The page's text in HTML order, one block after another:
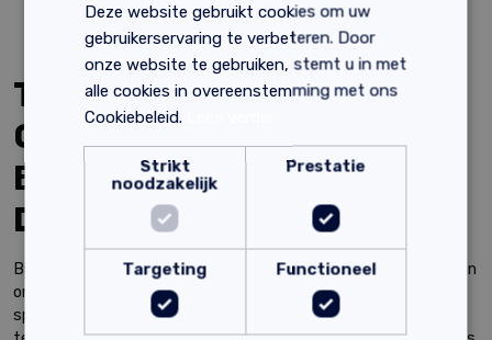
Tijdelijke
Gebouwbescherming:
Bescherming en
Duurzaamheid
Bij Eco Bouwmaterialen bieden wij folies aan welke speciaal zijn
ontwikkeld voor tijdelijke gebouwbescherming. Deze folies
spelen een cruciale rol in het beschermen van het gebouw
Deze website gebruikt cookies om uw
gebruikerservaring te verbeteren. Door
onze website te gebruiken, stemt u in met
alle cookies in overeenstemming met ons
Cookiebeleid.
Strikt
noodzakelijk
Prestatie
Targeting Functioneel